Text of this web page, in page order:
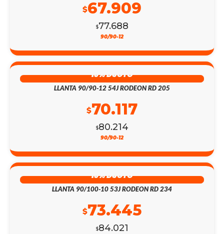
$77.688
$67.909
90/90-12
13% DSCTO
LLANTA 90/90-12 54J RODEON RD 205
$80.214
$70.117
90/90-12
13% DSCTO
LLANTA 90/100-10 53J RODEON RD 234
$84.021
$73.445